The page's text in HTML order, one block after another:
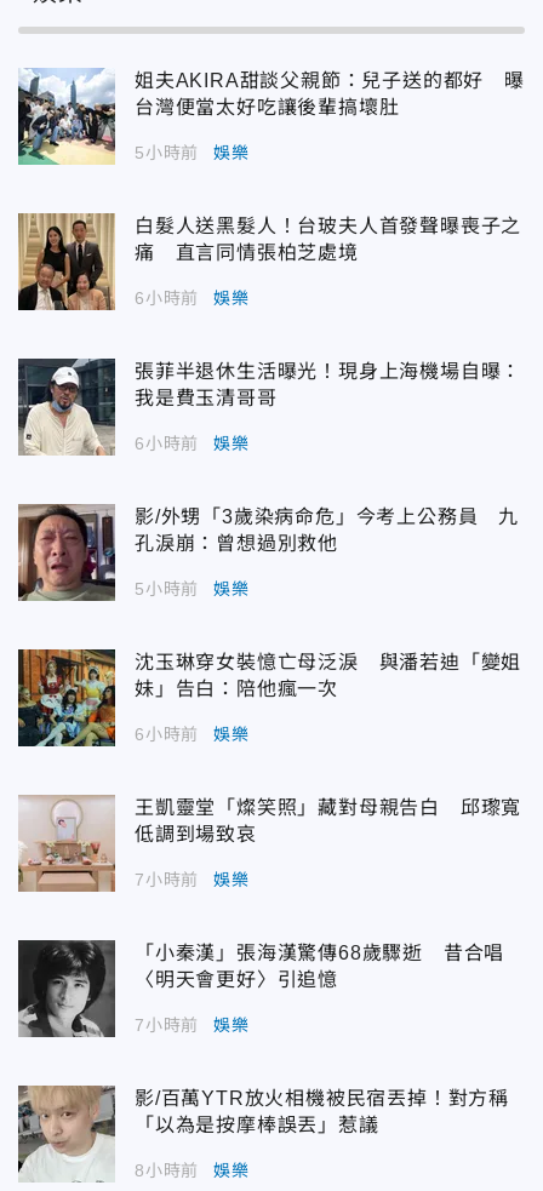
姐夫AKIRA甜談父親節：兒子送的都好 曝
台灣便當太好吃讓後輩搞壞肚
5小時前 娛樂
白髮人送黑髮人！台玻夫人首發聲曝喪子之
痛 直言同情張柏芝處境
6小時前 娛樂
張菲半退休生活曝光！現身上海機場自曝：
我是費玉清哥哥
6小時前 娛樂
影/外甥「3歲染病命危」今考上公務員 九
孔淚崩：曾想過別救他
5小時前 娛樂
沈玉琳穿女裝憶亡母泛淚 與潘若迪「變姐
妹」告白：陪他瘋一次
6小時前 娛樂
王凱靈堂「燦笑照」藏對母親告白 邱瓈寬
低調到場致哀
7小時前 娛樂
「小秦漢」張海漢驚傳68歲驟逝 昔合唱
〈明天會更好〉引追憶
7小時前 娛樂
影/百萬YTR放火相機被民宿丟掉！對方稱
「以為是按摩棒誤丟」惹議
8小時前 娛樂